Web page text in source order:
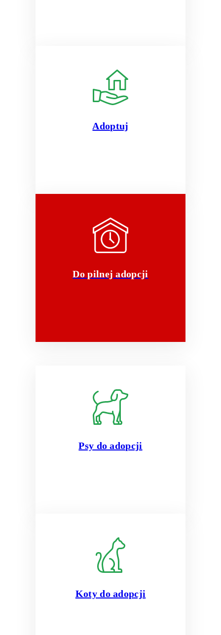
Adoptuj
Do pilnej adopcji
Psy do adopcji
Koty do adopcji